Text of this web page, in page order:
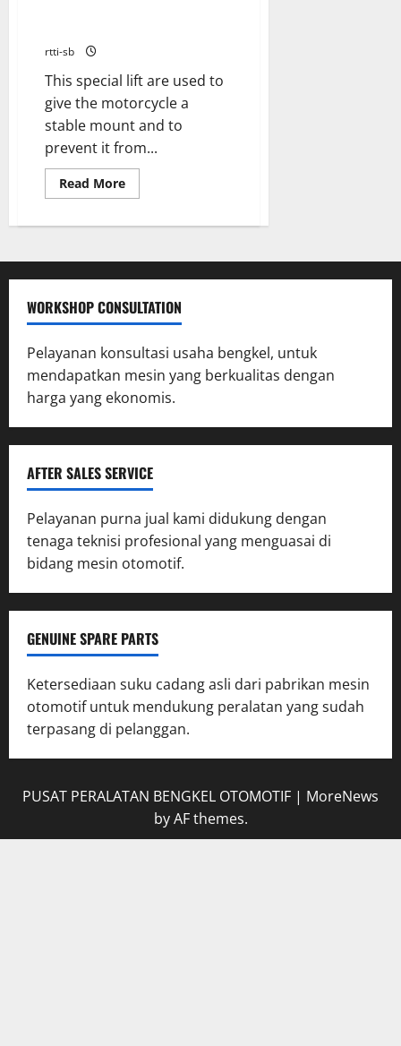
rtti-sb
This special lift are used to
give the motorcycle a
stable mount and to
prevent it from...
Read More
WORKSHOP CONSULTATION
Pelayanan konsultasi usaha bengkel, untuk
mendapatkan mesin yang berkualitas dengan
harga yang ekonomis.
AFTER SALES SERVICE
Pelayanan purna jual kami didukung dengan
tenaga teknisi profesional yang menguasai di
bidang mesin otomotif.
GENUINE SPARE PARTS
Ketersediaan suku cadang asli dari pabrikan mesin
otomotif untuk mendukung peralatan yang sudah
terpasang di pelanggan.
PUSAT PERALATAN BENGKEL OTOMOTIF | MoreNews
by AF themes.